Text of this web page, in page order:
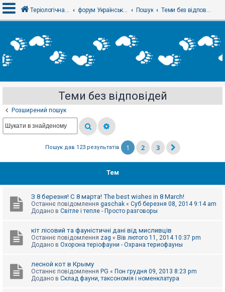
х
і
е
с
т
р
я
е
и
з
Теріологічна школа форум Українського теріологічного товариства Пошук Теми без відповідей
Теми без відповідей
Розширений пошук
Пошук дав 123 результатів 1 2 3
Тем
З 8 березня! С 8 марта! The best wishes in 8 March!
Останнє повідомлення gaschak « Суб березня 08, 2014 9:14 am
Додано в Світле і тепле - Просто разговоры
кіт лісовий та фауністичні дані від мисливців
Останнє повідомлення zag « Вів лютого 11, 2014 10:37 pm
Додано в Охорона теріофауни - Охрана териофауны
лесной кот в Крыму
Останнє повідомлення PG « Пон грудня 09, 2013 8:23 pm
Додано в Склад фауни, таксономія і номенклатура